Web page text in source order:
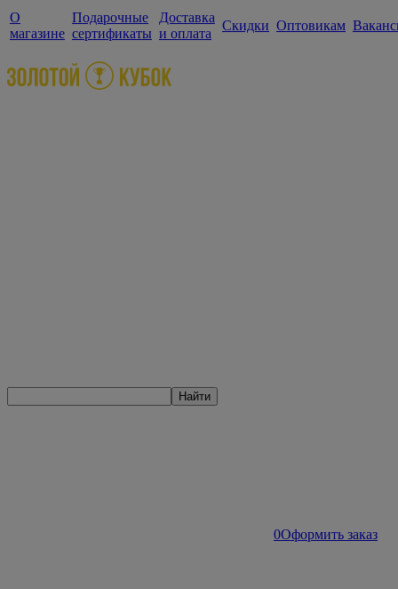
О
магазине
Подарочные
сертификаты
Доставка
и оплата
Скидки Оптовикам
Найти
0Оформить заказ